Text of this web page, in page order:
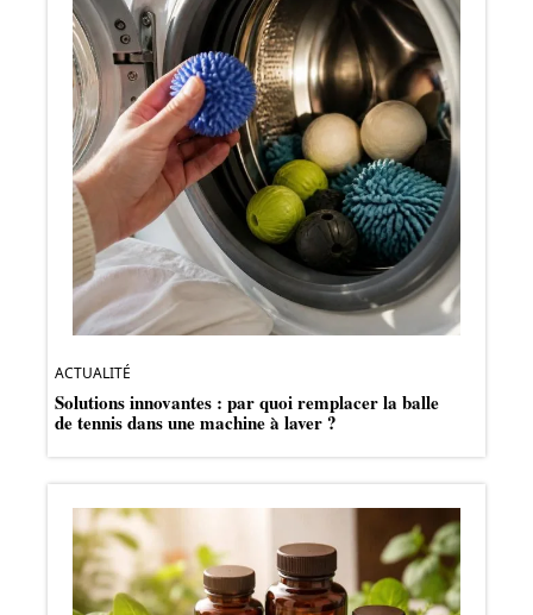
ACTUALITÉ
Solutions innovantes : par quoi remplacer la balle
de tennis dans une machine à laver ?